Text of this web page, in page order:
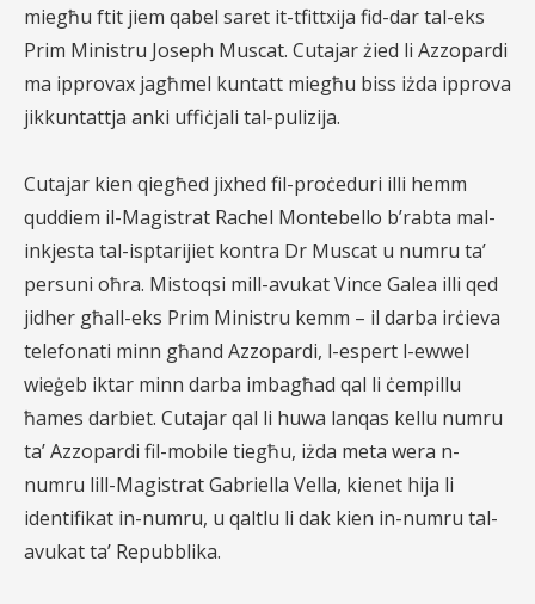
miegħu ftit jiem qabel saret it-tfittxija fid-dar tal-eks
Prim Ministru Joseph Muscat. Cutajar żied li Azzopardi
ma ipprovax jagħmel kuntatt miegħu biss iżda ipprova
jikkuntattja anki uffiċjali tal-pulizija.
Cutajar kien qiegħed jixhed fil-proċeduri illi hemm
quddiem il-Magistrat Rachel Montebello b’rabta mal-
inkjesta tal-isptarijiet kontra Dr Muscat u numru ta’
persuni oħra. Mistoqsi mill-avukat Vince Galea illi qed
jidher għall-eks Prim Ministru kemm – il darba irċieva
telefonati minn għand Azzopardi, l-espert l-ewwel
wieġeb iktar minn darba imbagħad qal li ċempillu
ħames darbiet. Cutajar qal li huwa lanqas kellu numru
ta’ Azzopardi fil-mobile tiegħu, iżda meta wera n-
numru lill-Magistrat Gabriella Vella, kienet hija li
identifikat in-numru, u qaltlu li dak kien in-numru tal-
avukat ta’ Repubblika.